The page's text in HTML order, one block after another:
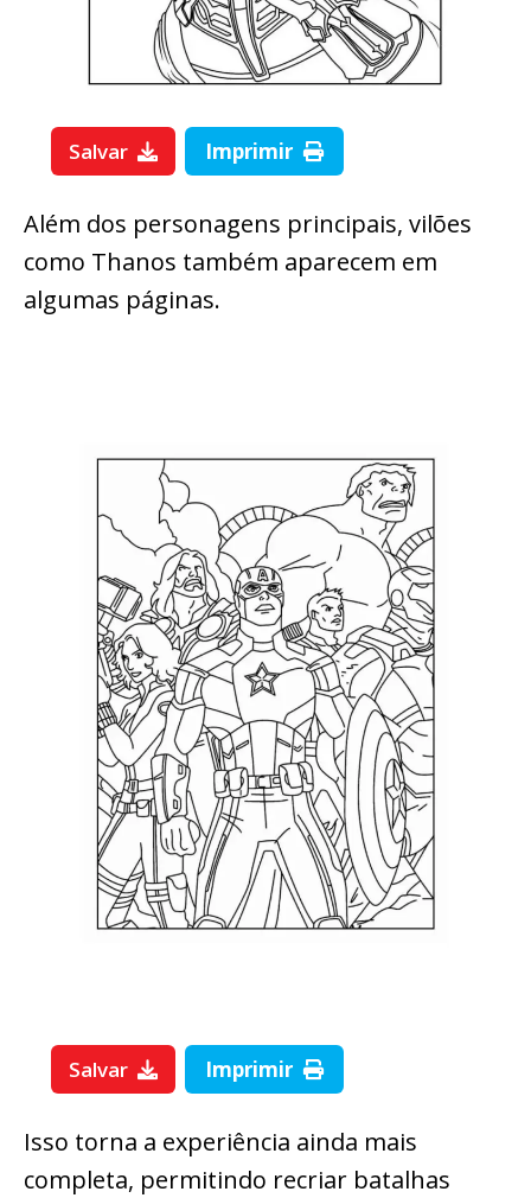
Salvar Imprimir
Além dos personagens principais, vilões
como Thanos também aparecem em
algumas páginas.
Salvar Imprimir
Isso torna a experiência ainda mais
completa, permitindo recriar batalhas